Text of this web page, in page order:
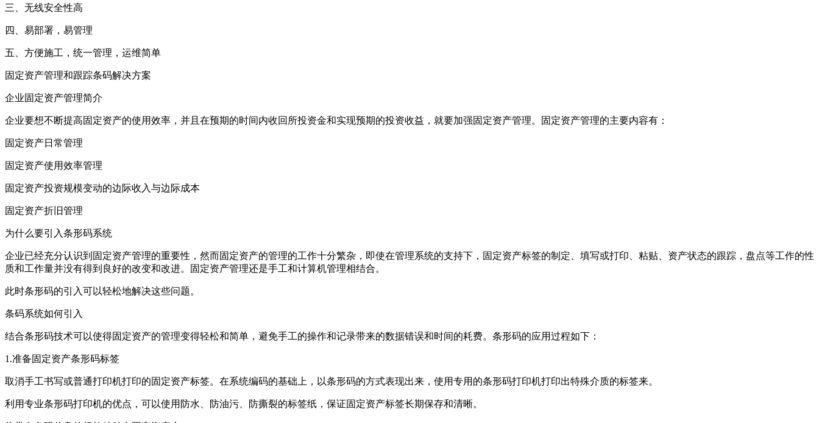
三、无线安全性高
四、易部署，易管理
五、方便施工，统一管理，运维简单
固定资产管理和跟踪条码解决方案
企业固定资产管理简介
企业要想不断提高固定资产的使用效率，并且在预期的时间内收回所投资金和实现预期的投资收益，就要加强固定资产管理。固定资产管理的主要内容有：
固定资产日常管理
固定资产使用效率管理
固定资产投资规模变动的边际收入与边际成本
固定资产折旧管理
为什么要引入条形码系统
企业已经充分认识到固定资产管理的重要性，然而固定资产的管理的工作十分繁杂，即使在管理系统的支持下，固定资产标签的制定、填写或打印、粘贴、资产状态的跟踪，盘点等工作的性
质和工作量并没有得到良好的改变和改进。固定资产管理还是手工和计算机管理相结合。
此时条形码的引入可以轻松地解决这些问题。
条码系统如何引入
结合条形码技术可以使得固定资产的管理变得轻松和简单，避免手工的操作和记录带来的数据错误和时间的耗费。条形码的应用过程如下：
1.准备固定资产条形码标签
取消手工书写或普通打印机打印的固定资产标签。在系统编码的基础上，以条形码的方式表现出来，使用专用的条形码打印机打印出特殊介质的标签来。
利用专业条形码打印机的优点，可以使用防水、防油污、防撕裂的标签纸，保证固定资产标签长期保存和清晰。